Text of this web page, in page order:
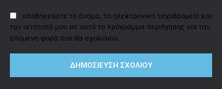
αποθηκεύστε το όνομα, το ηλεκτρονικό ταχυδρομείο και
τον ιστότοπό μου σε αυτό το πρόγραμμα περιήγησης για την
επόμενη φορά που θα σχολιάσω.